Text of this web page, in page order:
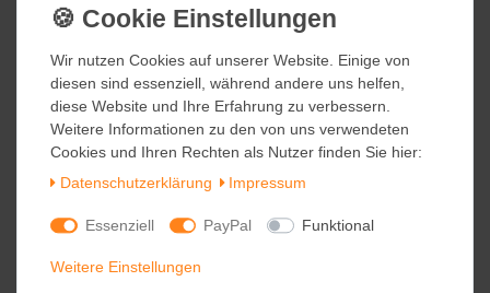
Wir nutzen Cookies auf unserer Website. Einige von
diesen sind essenziell, während andere uns helfen,
diese Website und Ihre Erfahrung zu verbessern.
Weitere Informationen zu den von uns verwendeten
Cookies und Ihren Rechten als Nutzer finden Sie hier:
Daten­schutz­erklärung
Impressum
Essenziell PayPal Funktional
Weitere Einstellungen
inkl. ges. MwSt.
Remember Wärmflasche mit
Wir nutzen Cookies auf unserer Website. Einige von
diesen sind essenziell, während andere uns helfen,
diese Website und Ihre Erfahrung zu verbessern.
Weitere Informationen zu den von uns verwendeten
Cookies und Ihren Rechten als Nutzer finden Sie hier:
Daten­schutz­erklärung
Impressum
Essenziell PayPal Funktional
Weitere Einstellungen